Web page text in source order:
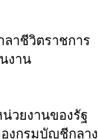
ลาชีวิตราชการ
งาน
วยงานของรัฐ
งกรมบัญชีกลาง